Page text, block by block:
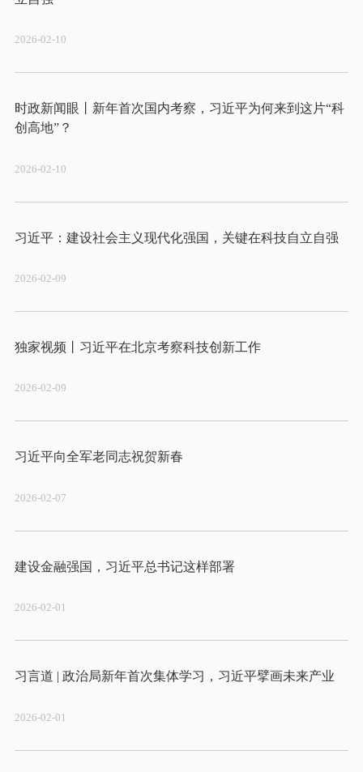
2026-02-10
时政新闻眼丨新年首次国内考察，习近平为何来到这片“科
2026-02-10
2026-02-09
独家视频丨习近平在北京考察科技创新工作
2026-02-09
2026-02-07
建设金融强国，习近平总书记这样部署
2026-02-01
2026-02-01